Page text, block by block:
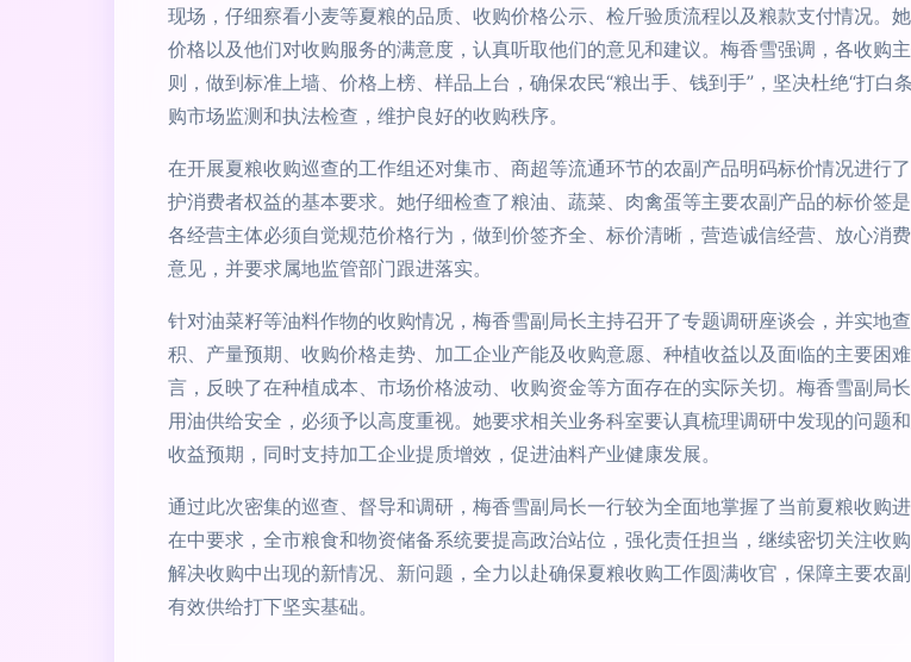
现场，仔细察看小麦等夏粮的品质、收购价格公示、检斤验质流程以及粮款支付情况。
价格以及他们对收购服务的满意度，认真听取他们的意见和建议。梅香雪强调，各收购
则，做到标准上墙、价格上榜、样品上台，确保农民“粮出手、钱到手”，坚决杜绝“打
购市场监测和执法检查，维护良好的收购秩序。
在开展夏粮收购巡查的工作组还对集市、商超等流通环节的农副产品明码标价情况进行
护消费者权益的基本要求。她仔细检查了粮油、蔬菜、肉禽蛋等主要农副产品的标价签
各经营主体必须自觉规范价格行为，做到价签齐全、标价清晰，营造诚信经营、放心消
意见，并要求属地监管部门跟进落实。
针对油菜籽等油料作物的收购情况，梅香雪副局长主持召开了专题调研座谈会，并实地
积、产量预期、收购价格走势、加工企业产能及收购意愿、种植收益以及面临的主要困
言，反映了在种植成本、市场价格波动、收购资金等方面存在的实际关切。梅香雪副局
用油供给安全，必须予以高度重视。她要求相关业务科室要认真梳理调研中发现的问题
收益预期，同时支持加工企业提质增效，促进油料产业健康发展。
通过此次密集的巡查、督导和调研，梅香雪副局长一行较为全面地掌握了当前夏粮收购
在中要求，全市粮食和物资储备系统要提高政治站位，强化责任担当，继续密切关注收
解决收购中出现的新情况、新问题，全力以赴确保夏粮收购工作圆满收官，保障主要农
有效供给打下坚实基础。